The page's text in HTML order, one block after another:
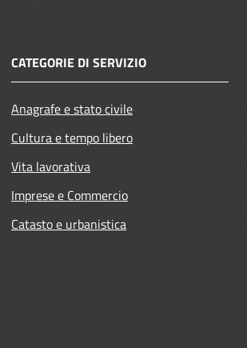
CATEGORIE DI SERVIZIO
Anagrafe e stato civile
Cultura e tempo libero
Vita lavorativa
Imprese e Commercio
Catasto e urbanistica